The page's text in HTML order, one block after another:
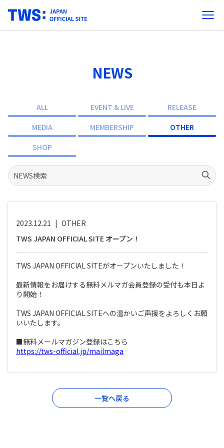
NEWS
ALL EVENT & LIVE
RELEASE
MEDIA
MEMBERSHIP
OTHER
SHOP
2023.12.21 | OTHER
TWS JAPAN OFFICIAL SITE オープン！
TWS JAPAN OFFICIAL SITEがオープンいたしました！
最新情報をお届けする無料メルマガ会員登録の受付も本日よ
り開始！
TWS JAPAN OFFICIAL SITEへの温かいご声援をよろしくお願
いいたします。
■無料メールマガジン登録はこちら
https://tws-official.jp/mailmaga
一覧へ戻る